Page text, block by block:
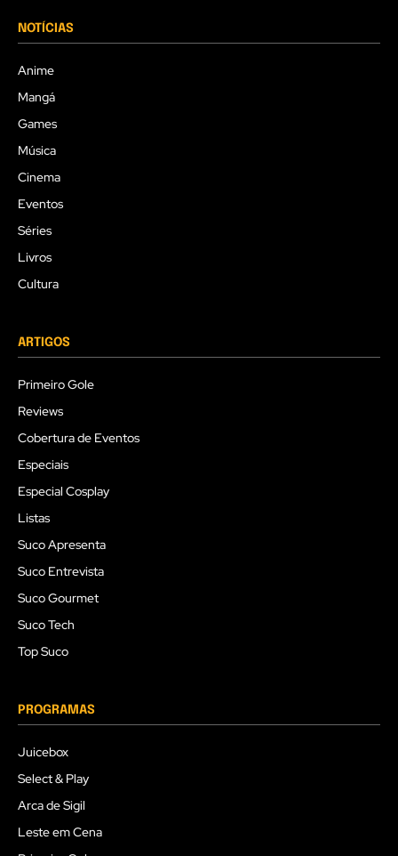
NOTÍCIAS
Anime
Mangá
Games
Música
Cinema
Eventos
Séries
Livros
Cultura
ARTIGOS
Primeiro Gole
Reviews
Cobertura de Eventos
Especiais
Especial Cosplay
Listas
Suco Apresenta
Suco Entrevista
Suco Gourmet
Suco Tech
Top Suco
PROGRAMAS
Juicebox
Select & Play
Arca de Sigil
Leste em Cena